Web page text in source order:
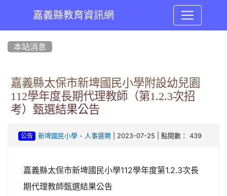
嘉義縣教育資訊網
本站消息
嘉義縣太保市新埤國民小學附設幼兒園
112學年度長期代理教師（第1.2.3次招
考）甄選結果公告
公告 新埤國民小學- 人事選聘| 2023-07-25 | 點閱數： 439
嘉義縣太保市新埤國民小學112學年度第1.2.3次長
期代理教師甄選結果公告